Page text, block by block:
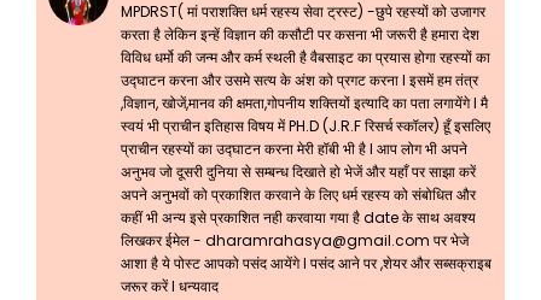
MPDRST( मां पराशक्ति धर्म रहस्य सेवा ट्रस्ट) -छुपे रहस्यों को उजागर
करता है लेकिन इन्हें विज्ञान की कसौटी पर कसना भी जरूरी है हमारा देश
विविध धर्मो की जन्म और कर्म स्थली है वैबसाइट का प्रयास होगा रहस्यों का
उद्घाटन करना और उसमे सत्य के अंश को प्रगट करना l इसमें हम तंत्र
,विज्ञान, खोजें,मानव की क्षमता,गोपनीय शक्तियों इत्यादि का पता लगायेंगे l मै
स्वयं भी प्राचीन इतिहास विषय में PH.D (J.R.F रिसर्च स्कॉलर) हूँ इसलिए
प्राचीन रहस्यों का उद्घाटन करना मेरी हॉबी भी है l आप लोग भी अपने
अनुभव जो दूसरी दुनिया से सम्बन्ध दिखाते हो भेजें और यहाँ पर साझा करें
अपने अनुभवों को प्रकाशित करवाने के लिए धर्म रहस्य को संबोधित और
कहीं भी अन्य इसे प्रकाशित नही करवाया गया है date के साथ अवश्य
लिखकर ईमेल - dharamrahasya@gmail.com पर भेजे
आशा है ये पोस्ट आपको पसंद आयेंगे l पसंद आने पर ,शेयर और सब्सक्राइब
जरूर करें l धन्यवाद